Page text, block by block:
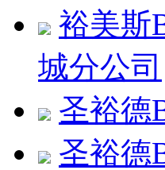
裕美斯
城分公司
圣裕德
圣裕德